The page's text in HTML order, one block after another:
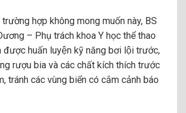
hợp không mong muốn này, BS
– Phụ trách khoa Y học thể thao
được huấn luyện kỹ năng bơi lội trước,
rượu bia và các chất kích thích trước
tránh các vùng biển có cắm cảnh báo